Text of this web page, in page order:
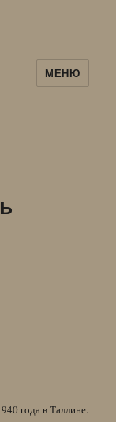
МЕНЮ
года в Таллине.